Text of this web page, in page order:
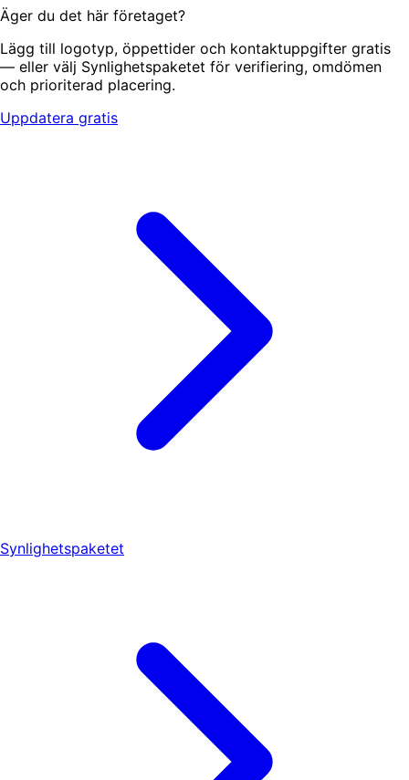
Äger du det här företaget?
Lägg till logotyp, öppettider och kontaktuppgifter gratis
— eller välj Synlighetspaketet för verifiering, omdömen
och prioriterad placering.
Uppdatera gratis
Synlighetspaketet